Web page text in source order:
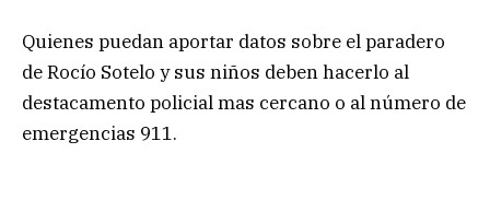
Quienes puedan aportar datos sobre el paradero
de Rocío Sotelo y sus niños deben hacerlo al
destacamento policial mas cercano o al número de
emergencias 911.